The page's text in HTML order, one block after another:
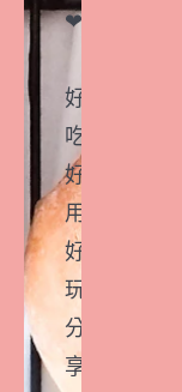
❤
好
吃
好
用
好
玩
分
享